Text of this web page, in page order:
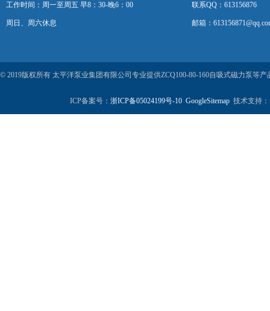
工作时间：周一至周五 早8：30-晚6：00
周日、周六休息
联系QQ：613156876
邮箱：
© 2019版权所有 太平洋泵业集团有限公司专业提供ZCQ100-80-160自吸式磁力泵等
ICP备案号： 浙ICP备05024199号-10 GoogleSitemap 技术支持：